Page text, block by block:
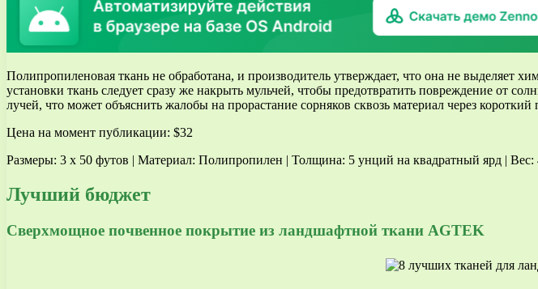
Полипропиленовая ткань не обработана, и производитель утверждает, что она не выделяет
установки ткань следует сразу же накрыть мульчей, чтобы предотвратить повреждение от
лучей, что может объяснить жалобы на прорастание сорняков сквозь материал через
Цена на момент публикации: $32
Размеры: 3 x 50 футов | Материал: Полипропилен | Толщина: 5 унций на квадратный ярд | Вес:
Лучший бюджет
Сверхмощное почвенное покрытие из ландшафтной ткани AGTEK